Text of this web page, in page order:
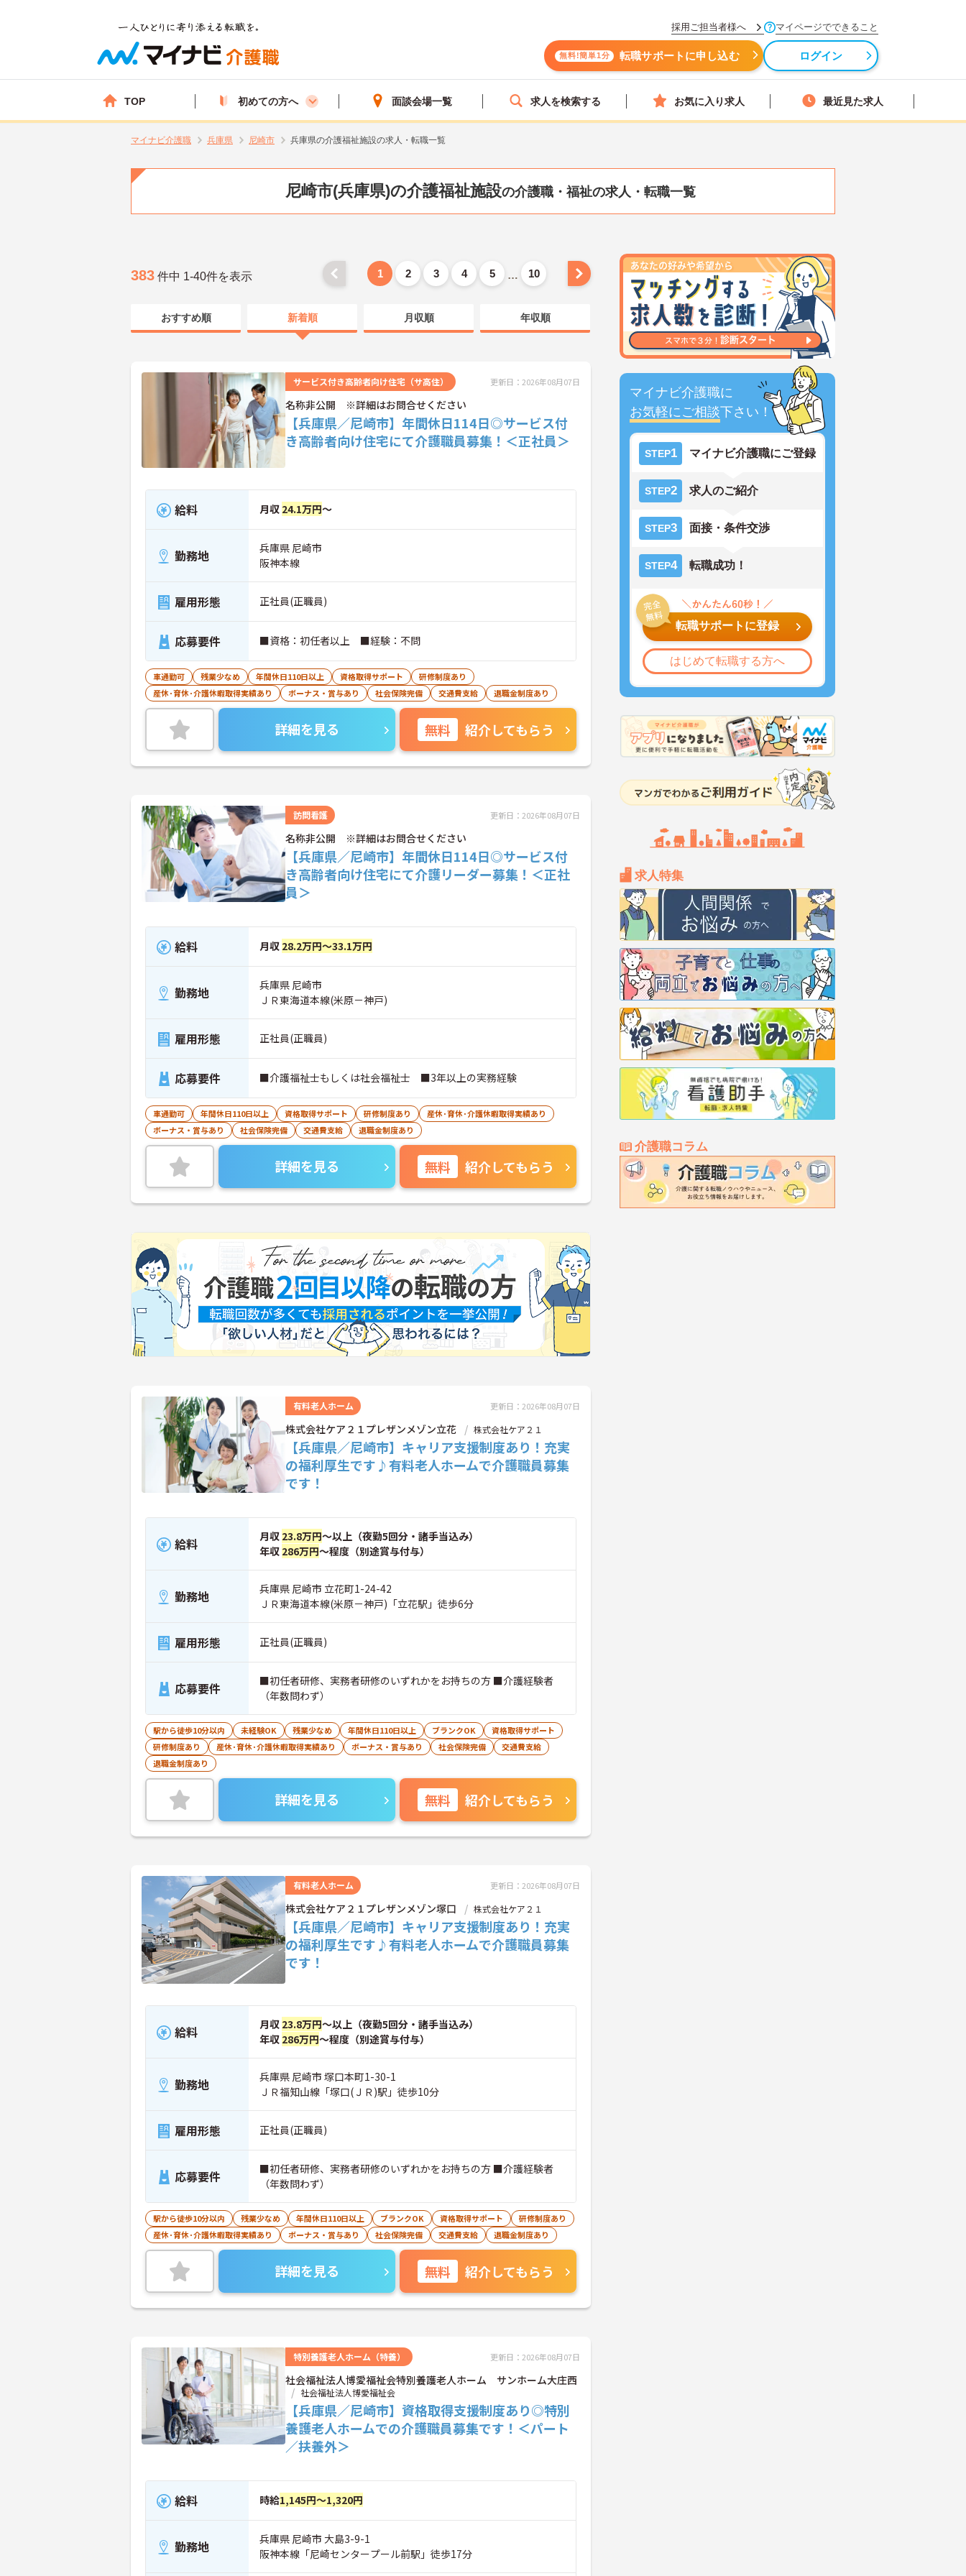
採用ご担当者様へ マイページでできること
無料!簡単1分 転職サポートに申し込む ログイン
TOP 初めての方へ 面談会場一覧 求人を検索する お気に入り求人 最近見た求人
マイナビ介護職 兵庫県 尼崎市 兵庫県の介護福祉施設の求人・転職一覧
尼崎市(兵庫県)の介護福祉施設の介護職・福祉の求人・転職一覧
マイナビ介護職に
お気軽にご相談下さい！
STEP1 マイナビ介護職にご登録
STEP2 求人のご紹介
STEP3 面接・条件交渉
STEP4 転職成功！
転職サポートに登録
はじめて転職する方へ
求人特集
介護職コラム
383 件中 1-40件を表示 1 2 3 4 5 … 10
おすすめ順 新着順 月収順 年収順
サービス付き高齢者向け住宅（サ高住） 更新日：2026年08月07日
名称非公開 ※詳細はお問合せください
【兵庫県／尼崎市】年間休日114日◎サービス付
き高齢者向け住宅にて介護職員募集！＜正社員＞
給料 月収 24.1万円～
勤務地
兵庫県 尼崎市
阪神本線
雇用形態 正社員(正職員)
応募要件 ■資格：初任者以上 ■経験：不問
車通勤可 残業少なめ 年間休日110日以上 資格取得サポート
研修制度あり
産休･育休･介護休暇取得実績あり
ボーナス・賞与あり 社会保険完備 交通費支給 退職金制度あり
詳細を見る 無料 紹介してもらう
訪問看護 更新日：2026年08月07日
名称非公開 ※詳細はお問合せください
【兵庫県／尼崎市】年間休日114日◎サービス付
き高齢者向け住宅にて介護リーダー募集！＜正社
員＞
給料 月収 28.2万円～33.1万円
勤務地
兵庫県 尼崎市
ＪＲ東海道本線(米原－神戸)
雇用形態 正社員(正職員)
応募要件 ■介護福祉士もしくは社会福祉士 ■3年以上の実務経験
車通勤可 年間休日110日以上 資格取得サポート 研修制度あり
産休･育休･介護休暇取得実績あり
ボーナス・賞与あり
社会保険完備 交通費支給 退職金制度あり
詳細を見る 無料 紹介してもらう
有料老人ホーム 更新日：2026年08月07日
株式会社ケア２１プレザンメゾン立花 株式会社ケア２１
【兵庫県／尼崎市】キャリア支援制度あり！充実
の福利厚生です♪有料老人ホームで介護職員募集
です！
給料 月収 23.8万円～以上（夜勤5回分・諸手当込み）
年収 286万円～程度（別途賞与付与）
勤務地
兵庫県 尼崎市 立花町1-24-42
ＪＲ東海道本線(米原－神戸)「立花駅」徒歩6分
雇用形態 正社員(正職員)
応募要件
■初任者研修、実務者研修のいずれかをお持ちの方 ■介護経験者
（年数問わず）
駅から徒歩10分以内 未経験OK 残業少なめ 年間休日110日以上 ブランクOK
資格取得サポート
研修制度あり
産休･育休･介護休暇取得実績あり ボーナス・賞与あり 社会保険完備
交通費支給
退職金制度あり
詳細を見る 無料 紹介してもらう
有料老人ホーム 更新日：2026年08月07日
株式会社ケア２１プレザンメゾン塚口 株式会社ケア２１
【兵庫県／尼崎市】キャリア支援制度あり！充実
の福利厚生です♪有料老人ホームで介護職員募集
です！
給料 月収 23.8万円～以上（夜勤5回分・諸手当込み）
年収 286万円～程度（別途賞与付与）
勤務地
兵庫県 尼崎市 塚口本町1-30-1
ＪＲ福知山線「塚口(ＪＲ)駅」徒歩10分
雇用形態 正社員(正職員)
応募要件
■初任者研修、実務者研修のいずれかをお持ちの方 ■介護経験者
（年数問わず）
駅から徒歩10分以内 残業少なめ 年間休日110日以上 ブランクOK 資格取得サポート
研修制度あり
産休･育休･介護休暇取得実績あり
ボーナス・賞与あり 社会保険完備 交通費支給 退職金制度あり
詳細を見る 無料 紹介してもらう
特別養護老人ホーム（特養） 更新日：2026年08月07日
社会福祉法人博愛福祉会特別養護老人ホーム サンホーム大庄西
社会福祉法人博愛福祉会
【兵庫県／尼崎市】資格取得支援制度あり◎特別
養護老人ホームでの介護職員募集です！＜パート
／扶養外＞
給料 時給1,145円～1,320円
勤務地
兵庫県 尼崎市 大島3-9-1
阪神本線「尼崎センタープール前駅」徒歩17分